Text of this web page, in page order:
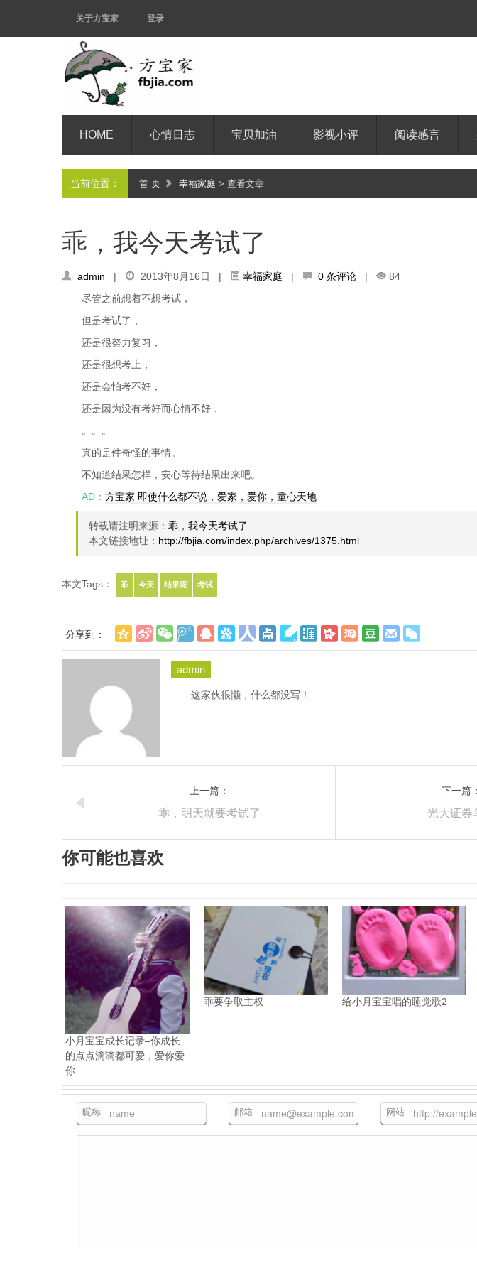
关于方宝家 登录
HOME 心情日志 宝贝加油 影视小评 阅读感言
当前位置： 首 页 幸福家庭 > 查看文章
乖，我今天考试了
admin | 2013年8月16日 | 幸福家庭 | 0 条评论 |
84
尽管之前想着不想考试，
但是考试了，
还是很努力复习，
还是很想考上，
还是会怕考不好，
还是因为没有考好而心情不好，
。。。
真的是件奇怪的事情。
不知道结果怎样，安心等待结果出来吧。
AD： 方宝家 即使什么都不说，爱家，爱你，童心天地
转载请注明来源： 乖，我今天考试了
本文链接地址： http://fbjia.com/index.php/archives/1375.html
本文Tags： 乖 今天 结果呢 考试
分享到：
admin
这家伙很懒，什么都没写！
上一篇：
乖，明天就要考试了
下一篇：
光大证券
你可能也喜欢
小月宝宝成长记录–你成长
的点点滴滴都可爱，爱你爱
你
乖要争取主权 给小月宝宝唱的睡觉歌2
昵称 邮箱 网站